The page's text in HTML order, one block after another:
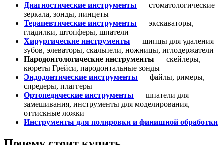
Диагностические инструменты — стоматологические
зеркала, зонды, пинцеты
Терапевтические инструменты — экскаваторы,
гладилки, штопферы, шпатели
Хирургические инструменты — щипцы для удаления
зубов, элеваторы, скальпели, ножницы, иглодержатели
Пародонтологические инструменты — скейлеры,
кюреты Грейси, пародонтальные зонды
Эндодонтические инструменты — файлы, римеры,
спредеры, плаггеры
Ортопедические инструменты — шпатели для
замешивания, инструменты для моделирования,
оттискные ложки
Инструменты для полировки и финишной обработки